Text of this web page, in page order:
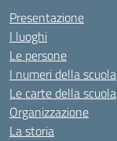
Presentazione
I luoghi
Le persone
I numeri della scuola
Le carte della scuola
Organizzazione
La storia